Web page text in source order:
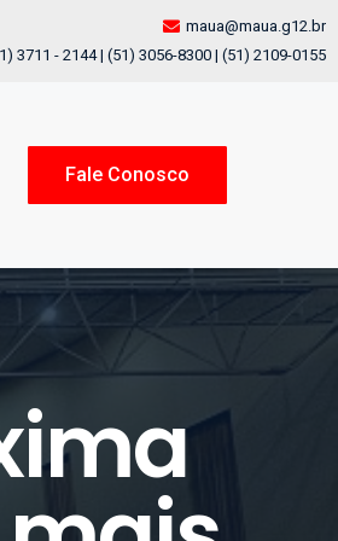
maua@maua.g12.br
3711 - 2144 | (51) 3056-8300 | (51) 2109-0155
Fale Conosco